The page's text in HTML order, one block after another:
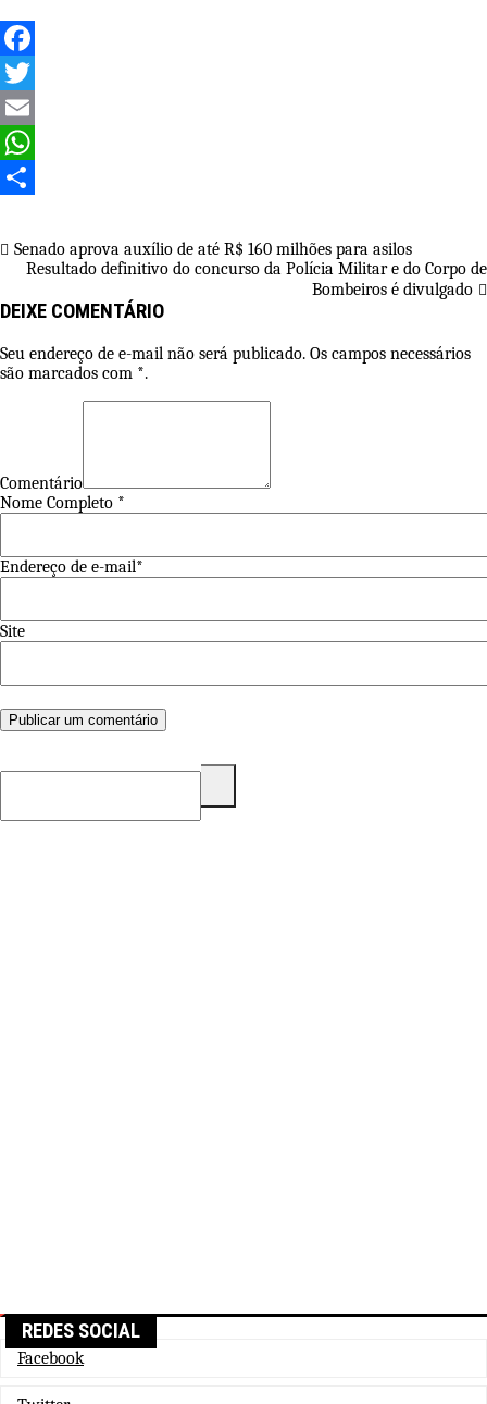
Facebook
Twitter
Email
WhatsApp
Navegação
Post
Senado aprova auxílio de até R$ 160 milhões para asilos
Resultado definitivo do concurso da Polícia Militar e do Corpo de
Bombeiros é divulgado
DEIXE COMENTÁRIO
Seu endereço de e-mail não será publicado. Os campos necessários
são marcados com *.
Comentário
Nome Completo *
Endereço de e-mail*
Site
Pesquisar
REDES SOCIAL
Facebook